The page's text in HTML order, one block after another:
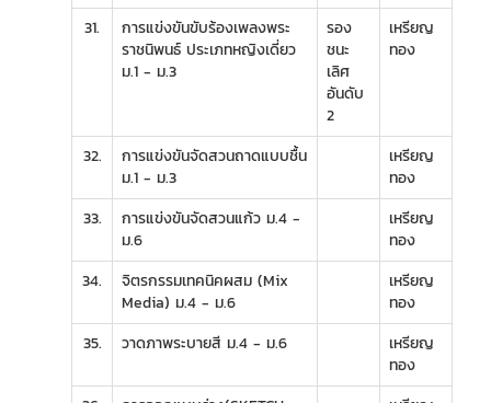
31.
การแข่งขันขับร้องเพลงพระ
ราชนิพนธ์ ประเภทหญิงเดี่ยว
ม.1 - ม.3
รอง
ชนะ
เลิศ
อันดับ
2
เหรียญ
ทอง
32.
การแข่งขันจัดสวนถาดแบบชื้น
ม.1 - ม.3
เหรียญ
ทอง
33.
การแข่งขันจัดสวนแก้ว ม.4 -
ม.6
เหรียญ
ทอง
34.
จิตรกรรมเทคนิคผสม (Mix
Media) ม.4 - ม.6
เหรียญ
ทอง
35.
วาดภาพระบายสี ม.4 - ม.6
เหรียญ
ทอง